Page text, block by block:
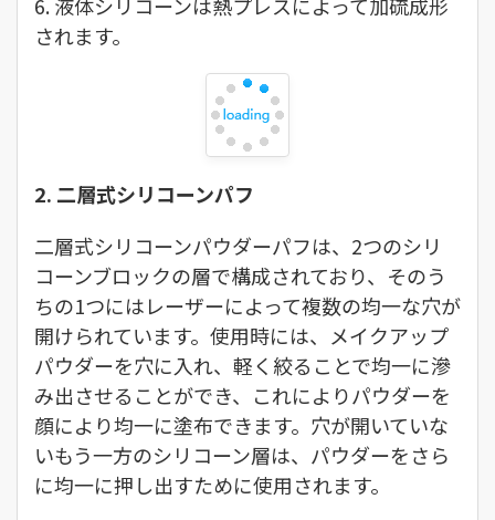
されます。
2. 二層式シリコーンパフ
二層式シリコーンパウダーパフは、2つのシリ
コーンブロックの層で構成されており、そのう
ちの1つにはレーザーによって複数の均一な穴が
開けられています。使用時には、メイクアップ
パウダーを穴に入れ、軽く絞ることで均一に滲
み出させることができ、これによりパウダーを
顔により均一に塗布できます。穴が開いていな
いもう一方のシリコーン層は、パウダーをさら
に均一に押し出すために使用されます。